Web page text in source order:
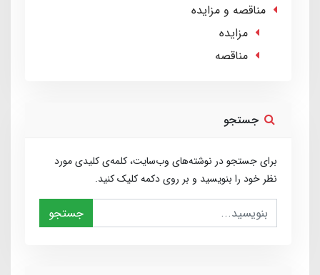
مناقصه و مزایده
مزایده
مناقصه
جستجو
برای جستجو در نوشته‌های وب‌سایت، کلمه‌ی کلیدی مورد
نظر خود را بنویسید و بر روی دکمه کلیک کنید.
جستجو